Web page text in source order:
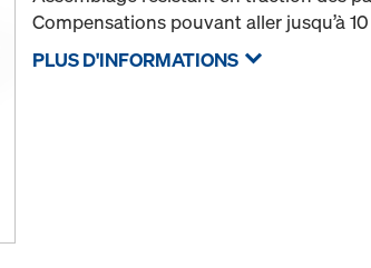
Compensations pouvant aller jusqu’à
PLUS D'INFORMATIONS